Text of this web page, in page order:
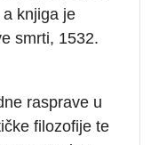
knjiga je
smrti, 1532.
rasprave u
filozofije te